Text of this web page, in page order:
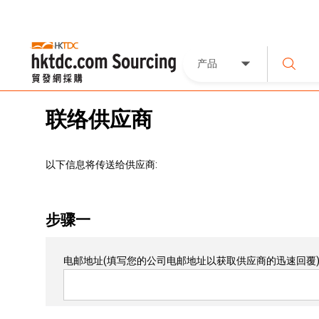
产品
联络供应商
以下信息将传送给供应商:
步骤一
电邮地址(填写您的公司电邮地址以获取供应商的迅速回覆)